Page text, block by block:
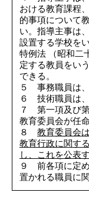
おける教育課程
的事項について
い。指導主事は
設置する学校を
特例法 （昭和二
定する教員をい
できる。
５ 事務職員は、
６ 技術職員は、
７ 第一項及び第
教育委員会が任命
８ 教育委員会
教育行政に関す
し、これを公表
９ 前各項に定
置かれる職員に